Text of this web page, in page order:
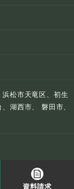
松市天竜区、初生
湖西市、 磐田市、
資料請求